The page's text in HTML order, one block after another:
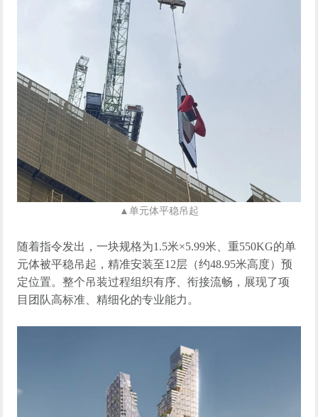
▲ 单元体平稳吊起
随着指令发出，一块规格为1.5米×5.99米、重550KG的单
元体被平稳吊起，精准安装至12层（约48.95米高度）预
定位置。整个吊装过程组织有序、衔接流畅，展现了项
目团队高标准 、精细化的专业能力。